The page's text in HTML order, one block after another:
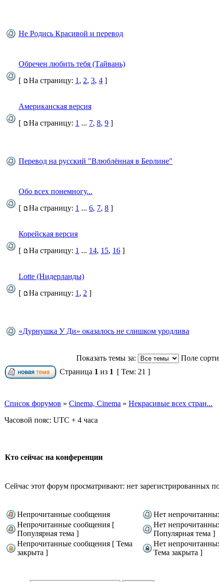
Не Родись Красивой и перевод
Обречен любить тебя (Тайвань)
[
На страницу: 1 , 2, 3, 4 ]
Американская версия
[
На страницу: 1 ... 7, 8, 9 ]
Перевод на русский "Влюблённая в Берлине"
Обо всех понемногу...
[
На страницу: 1 ... 6, 7, 8 ]
Корейская версия
[
На страницу: 1 ... 14, 15, 16 ]
Lotte (Нидерланды)
[
На страницу: 1 , 2 ]
«Дурнушка У Ди» оказалось не слишком уродлива
Показать темы за:
Поле
Страница 1 из 1 [ Тем: 21 ]
Список форумов » Cinema, Cinema » Некрасивые всех стран...
Часовой пояс: UTC + 4 часа
Кто сейчас на конференции
Сейчас этот форум просматривают: нет зарегистрированных
Непрочитанные сообщения
Нет
Непрочитанные сообщения [
Популярная тема ]
Нет
Популярная тема ]
Непрочитанные сообщения [ Тема
закрыта ]
Нет
Тема закрыта ]